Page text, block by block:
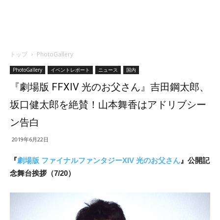
トップ PhotoGallery
PhotoGallery イベントレポート ニュース 国内
『劇場版 FFXIV 光のお父さん』吉田鋼太郎、
坂口健太郎を絶賛！山本舞香はアドリブシー
ン告白
2019年6月22日
『劇場版 ファイナルファンタジーXIV 光のお父さん 』公開記
念舞台挨拶（7/20）